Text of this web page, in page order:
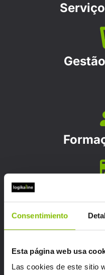
Consentimiento
Esta página web usa
Las cookies de este sitio